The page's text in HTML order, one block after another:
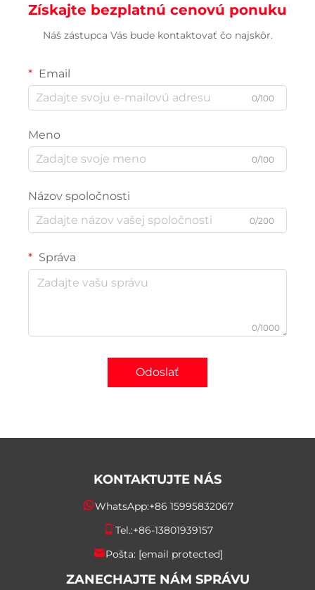
Získajte bezplatnú cenovú ponuku
Náš zástupca Vás bude kontaktovať čo najskôr.
Email
0/100
Meno
0/100
Názov spoločnosti
0/200
Správa
0/1000
Odoslať
KONTAKTUJTE NÁS
WhatsApp:+86 15995832067
Tel.:+86-13801939157
Pošta: [email protected]
ZANECHAJTE NÁM SPRÁVU